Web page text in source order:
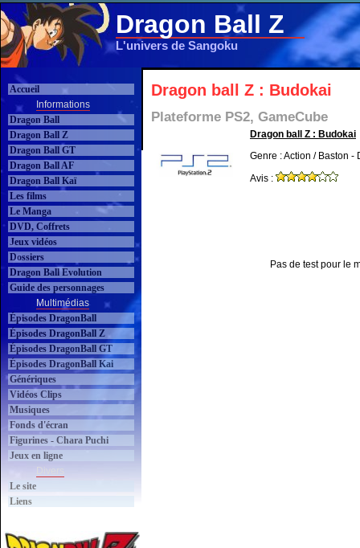
Dragon Ball Z
L'univers de Sangoku
Accueil
Informations
Dragon Ball
Dragon Ball Z
Dragon Ball GT
Dragon Ball AF
Dragon Ball Kaï
Les films
Le Manga
DVD, Coffrets
Jeux vidéos
Dossiers
Dragon Ball Evolution
Guide des personnages
Multimédias
Épisodes DragonBall
Épisodes DragonBall Z
Épisodes DragonBall GT
Épisodes DragonBall Kai
Génériques
Vidéos Clips
Musiques
Fonds d'écran
Figurines - Chara Puchi
Jeux en ligne
Le site
Liens
Dragon ball Z : Budokai
Plateforme PS2, GameCube
Dragon ball Z : Budokai
Genre : Action / Baston -
Avis :
Pas de test pour le